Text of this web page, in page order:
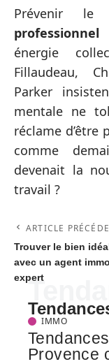
Prévenir le
professionnel
énergie
Fillaudeau,
Parker
mentale ne
réclame d’être
comme
devenait la
travail ?
ARTICLE
Trouver le bien
avec un agent
expert
IMMO
Provence